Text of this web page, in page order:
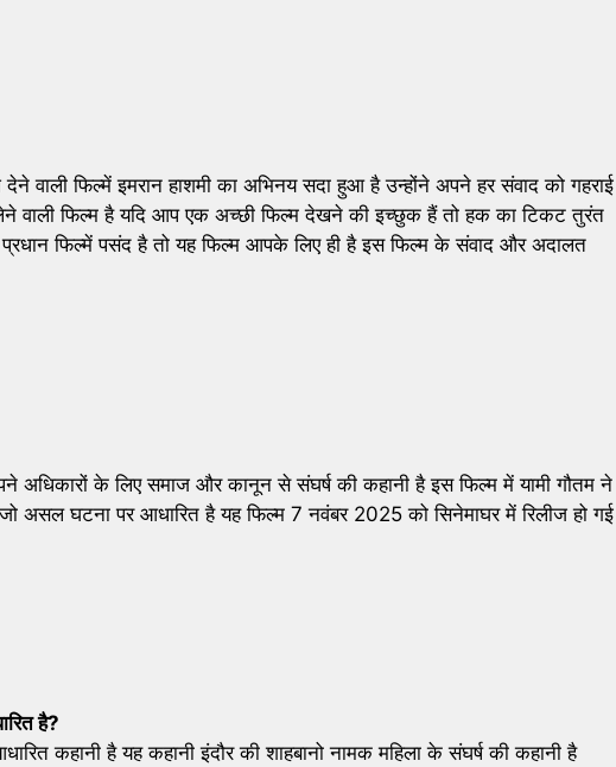
वाली फिल्में इमरान हाशमी का अभिनय सदा हुआ है उन्होंने अपने हर संवाद को गहराई
वाली फिल्म है यदि आप एक अच्छी फिल्म देखने की इच्छुक हैं तो हक का टिकट तुरंत
फिल्में पसंद है तो यह फिल्म आपके लिए ही है इस फिल्म के संवाद और अदालत
अधिकारों के लिए समाज और कानून से संघर्ष की कहानी है इस फिल्म में यामी गौतम ने
जो असल घटना पर आधारित है यह फिल्म 7 नवंबर 2025 को सिनेमाघर में रिलीज हो गई
है?
कहानी है यह कहानी इंदौर की शाहबानो नामक महिला के संघर्ष की कहानी है